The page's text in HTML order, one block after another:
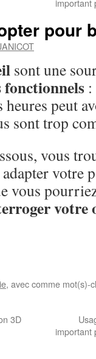
important
pour
sont une
peut
sont trop
vous
votre
vous
votre
, avec comme mot(s)-
3D
important